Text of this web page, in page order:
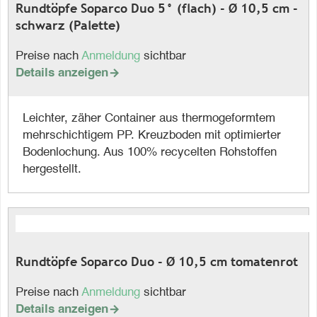
Rundtöpfe Soparco Duo 5° (flach) - Ø 10,5 cm -
schwarz (Palette)
Preise nach Anmeldung sichtbar
Details anzeigen
Leichter, zäher Container aus thermogeformtem
mehrschichtigem PP. Kreuzboden mit optimierter
Bodenlochung. Aus 100% recycelten Rohstoffen
hergestellt.
Rundtöpfe Soparco Duo - Ø 10,5 cm tomatenrot
Preise nach Anmeldung sichtbar
Details anzeigen